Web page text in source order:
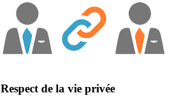
Respect de la vie privée